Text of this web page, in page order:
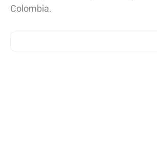
Colombia.